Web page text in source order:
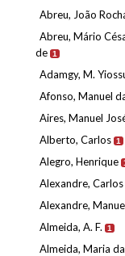
Abreu, João
Abreu, Mário
de 1
Adamgy, M.
Afonso, Manuel
Aires, Manuel
Alberto, Carlos 1
Alegro, Henrique
Alexandre,
Alexandre,
Almeida, A. F. 1
Almeida, Maria